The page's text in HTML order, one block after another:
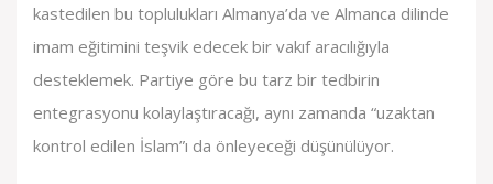
kastedilen bu toplulukları Almanya’da ve Almanca dilinde
imam eğitimini teşvik edecek bir vakıf aracılığıyla
desteklemek. Partiye göre bu tarz bir tedbirin
entegrasyonu kolaylaştıracağı, aynı zamanda “uzaktan
kontrol edilen İslam”ı da önleyeceği düşünülüyor.